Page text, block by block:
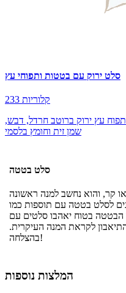
סלט ירוק עם בטטות ותפוחי עץ
233 קלוריות
עץ ירוק ברוטב חרדל, דבש,
שמן זית וחומץ בלסמי
סלט בטטה
קר, והוא נחשב למנה ראשונה
לסלט בטטה עם תוספות כמו
הבטטה בטוח יאהבו סלטים עם
לקראת המנה העיקרית.
בהצלחה!
המלצות נוספות